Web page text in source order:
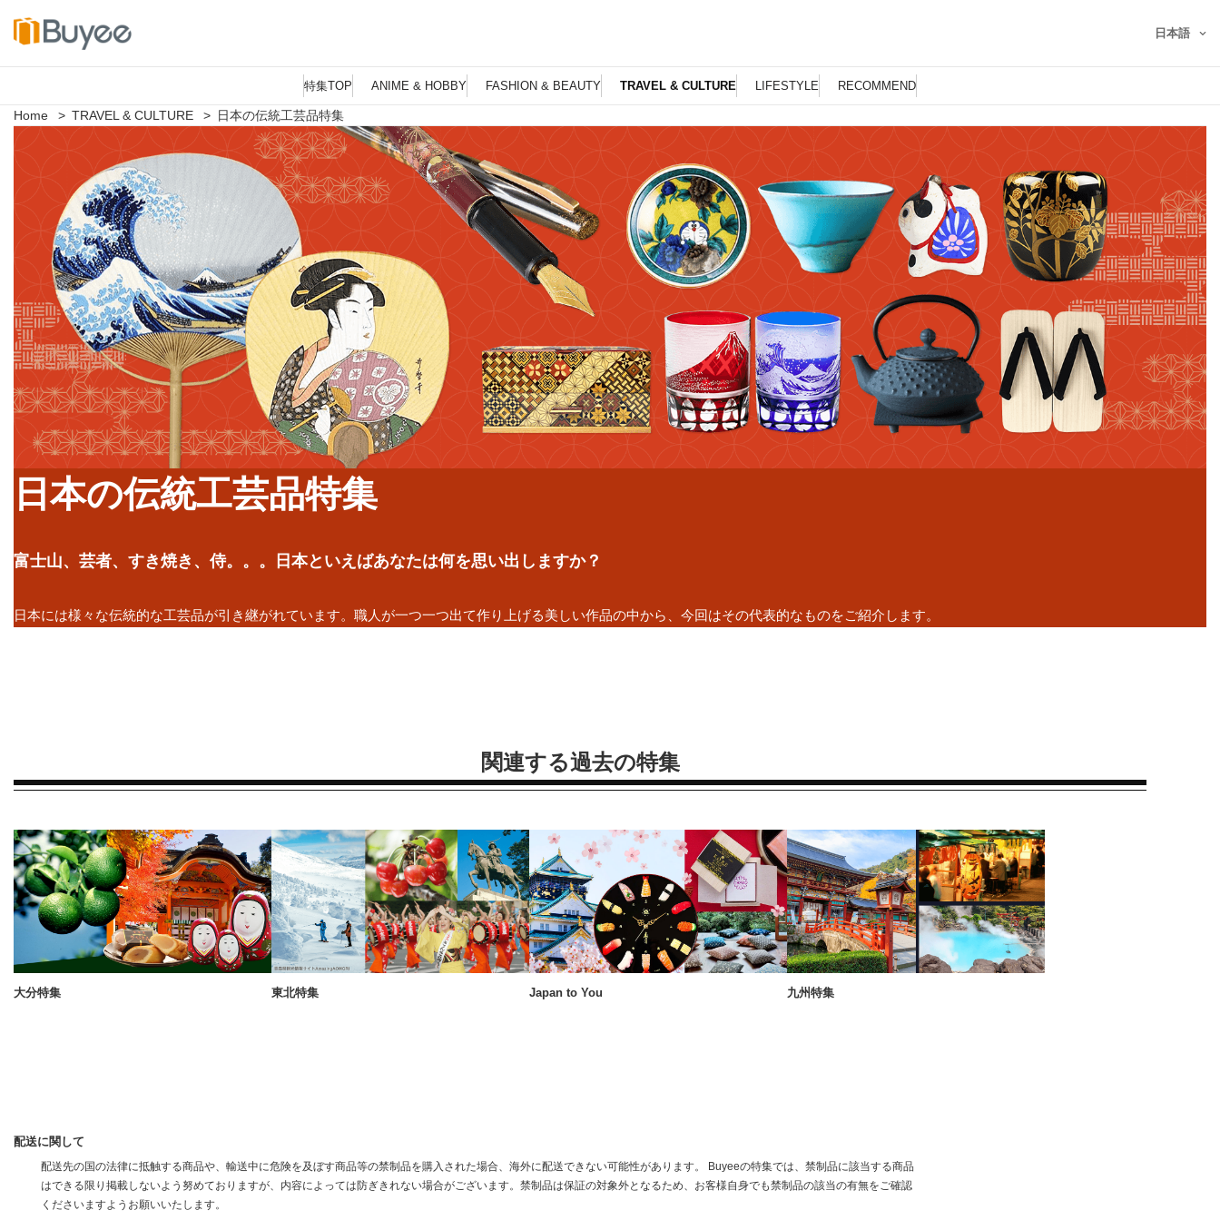
コ
ン
ン
キ
日本語
特集TOP ANIME & HOBBY FASHION & BEAUTY TRAVEL & CULTURE LIFESTYLE RECOMMEND
Home > TRAVEL & CULTURE > 日本の伝統工芸品特集
日本の伝統工芸品特集
富士山、芸者、すき焼き、侍。。。日本といえばあなたは何を思い出しますか？
日本には様々な伝統的な工芸品が引き継がれています。職人が一つ一つ出て作り上げる美しい作品の中から、今回はその代表的なものをご紹介します。
関連する過去の特集
大分特集 東北特集 Japan to You 九州特集
配送に関して
配送先の国の法律に抵触する商品や、輸送中に危険を及ぼす商品等の禁制品を購入された場合、海外に配送できない可能性があります。 Buyeeの特集では、禁制品に該当する商品
はできる限り掲載しないよう努めておりますが、内容によっては防ぎきれない場合がございます。禁制品は保証の対象外となるため、お客様自身でも禁制品の該当の有無をご確認
くださいますようお願いいたします。